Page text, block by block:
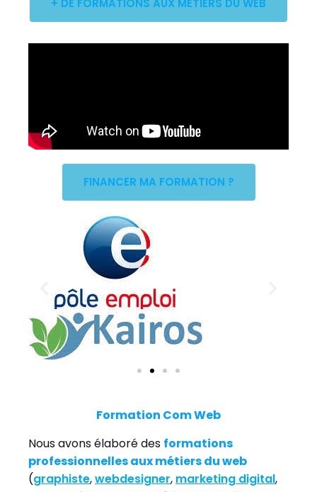
+ DE FORMATIONS AUX MÉTIERS DU WEB
FINANCER MA FORMATION ?
Formation Com Web
Nous avons élaboré des formations
professionnelles aux métiers du web
(graphiste,webdesigner, marketing digital,